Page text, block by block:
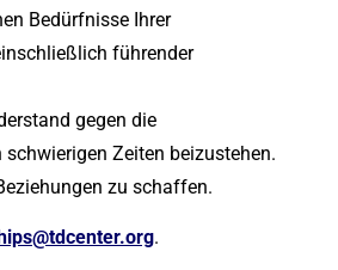
Bedürfnisse Ihrer
führender
gegen die
Zeiten beizustehen.
zu schaffen.
.